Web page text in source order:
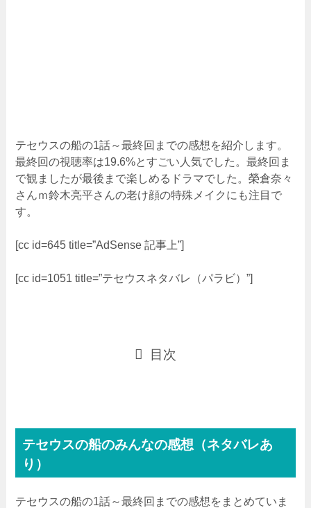
テセウスの船の1話～最終回までの感想を紹介します。
最終回の視聴率は19.6%とすごい人気でした。最終回ま
で観ましたが最後まで楽しめるドラマでした。榮倉奈々
さんｍ鈴木亮平さんの老け顔の特殊メイクにも注目で
す。
[cc id=645 title=”AdSense 記事上”]
[cc id=1051 title=”テセウスネタバレ（パラビ）”]
目次
テセウスの船のみんなの感想（ネタバレあ
り）
テセウスの船の1話～最終回までの感想をまとめていま